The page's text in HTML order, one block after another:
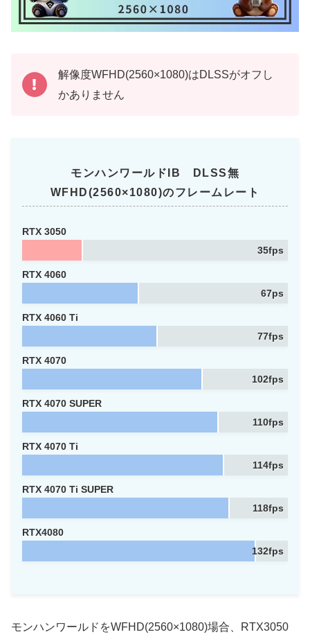
解像度WFHD(2560×1080)はDLSSがオフし
かありません
モンハンワールドIB DLSS無
WFHD(2560×1080)のフレームレート
RTX 3050
35fps
RTX 4060
67ps
RTX 4060 Ti
77fps
RTX 4070
102fps
RTX 4070 SUPER
110fps
RTX 4070 Ti
114fps
RTX 4070 Ti SUPER
118fps
RTX4080
132fps
モンハンワールドをWFHD(2560×1080)場合、RTX3050